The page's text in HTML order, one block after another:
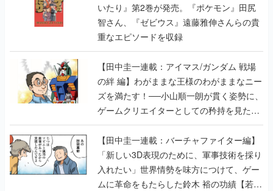
いたり』第2巻が発売。『ポケモン』田尻
智さん、『ゼビウス』遠藤雅伸さんらの貴
重なエピソードを収録
【田中圭一連載：アイマス/ガンダム 戦場
の絆 編】わがままな王様のわがままなニー
ズを満たす！──小山順一朗が貫く姿勢に、
ゲームクリエイターとしての矜持を見た
【若ゲのいたり最終回】
【田中圭一連載：バーチャファイター編】
「新しい3D表現のために、軍事技術を採り
入れたい」世界情勢を味方につけて、ゲー
ムに革命をもたらした鈴木 裕の功績【若ゲ